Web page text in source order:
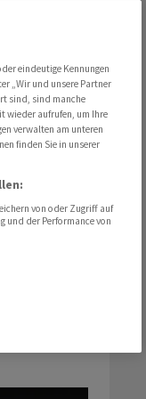
eindeutige Kennungen
„Wir und unsere Partner
sind, sind manche
wieder aufrufen, um Ihre
verwalten am unteren
finden Sie in unserer
von oder Zugriff auf
und der Performance von